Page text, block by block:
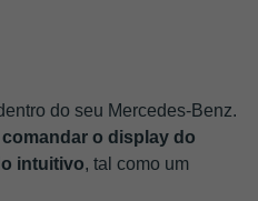
do seu Mercedes-Benz.
comandar o display do
intuitivo, tal como um